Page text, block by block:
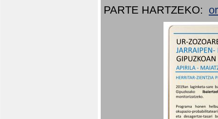
PARTE HARTZEKO: